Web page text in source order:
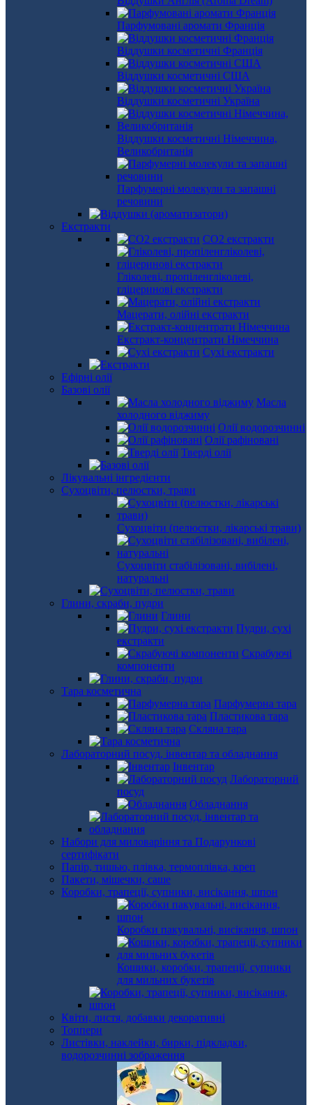
Парфумовані аромати Франція
Віддушки косметичні Франція
Віддушки косметичні США
Віддушки косметичні Україна
Віддушки косметичні Німеччина,
Великобританія
Парфумерні молекули та запашні
речовини
Екстракти
СО2 екстракти
Гліколеві, пропіленгліколеві,
гліцеринові екстракти
Мацерати, олійні екстракти
Екстракт-концентрати Німеччина
Сухі екстракти
Ефірні олії
Базові олії
Масла
холодного віджиму
Олії водорозчинні
Олії рафіновані
Тверді олії
Лікувальні інгредієнти
Сухоцвіти, пелюстки, трави
Сухоцвіти (пелюстки, лікарські трави)
Сухоцвіти стабілізовані, вибілені,
натуральні
Глини, скраби, пудри
Глини
Пудри, сухі
екстракти
Скрабуючі
компоненти
Тара косметична
Парфумерна тара
Пластикова тара
Скляна тара
Лабораторний посуд, інвентар та обладнання
Інвентар
Лабораторний
посуд
Обладнання
Набори для миловаріння та Подарункові
сертифікати
Папір, тишью, плівка, термоплівка, креп
Пакети, мішечки, саше
Коробки, трапеції, супники, висікання, шпон
Коробки пакувальні, висікання, шпон
Кошики, коробки, трапеції, супники
для мильних букетів
Квіти, листя, добавки декоративні
Топпери
Листівки, наклейки, бирки, підкладки,
водорозчинні зображення